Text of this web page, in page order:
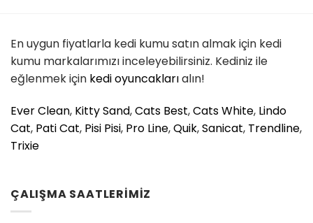
En uygun fiyatlarla kedi kumu satın almak için kedi
kumu markalarımızı inceleyebilirsiniz. Kediniz ile
eğlenmek için kedi oyuncaklarıalın!
Ever Clean, Kitty Sand,Cats Best,Cats White, Lindo
Cat, Pati Cat, Pisi Pisi, Pro Line,Quik,Sanicat, Trendline,
Trixie
ÇALIŞMA SAATLERİMİZ